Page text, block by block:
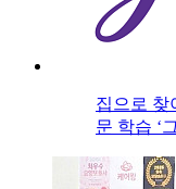
집으로 찾
문 학습 ‘